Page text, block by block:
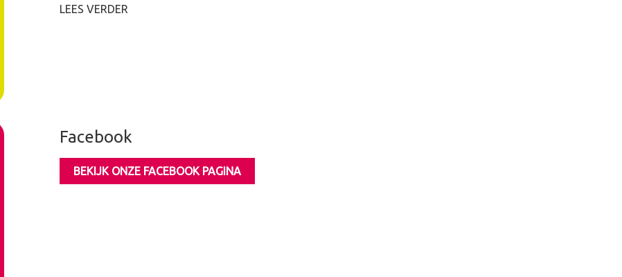
LEES VERDER
Facebook
BEKIJK ONZE FACEBOOK PAGINA